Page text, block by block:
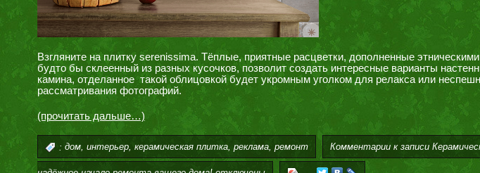
Взгляните на плитку serenissima. Тёплые, приятные расцветки, дополненные
будто бы склеенный из разных кусочков, позволит создать интересные варианты
камина, отделанное такой облицовкой будет укромным уголком для релакса или
рассматривания фотографий.
(прочитать дальше…)
: дом, интерьер, керамическая плитка, реклама, ремонт Комментариик записи